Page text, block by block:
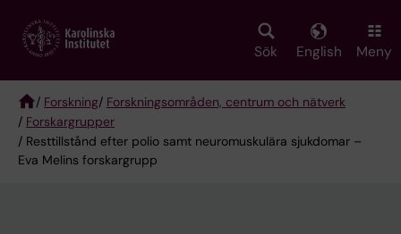
main
Sök English Meny
Breadcrumb
/ Forskning/ Forskningsområden, centrum och nätverk
/ Forskargrupper
/ Resttillstånd efter polio samt neuromuskulära sjukdomar –
Eva Melins forskargrupp